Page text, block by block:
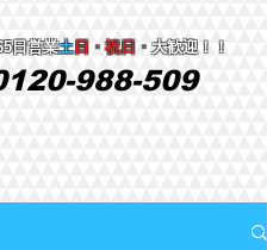
988-509
日営業土日 ・祝日 ・大歓迎！！